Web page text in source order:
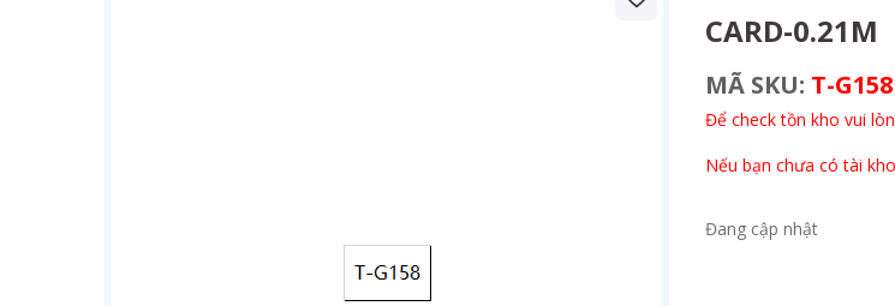
CARD-0.21M
MÃ SKU: T-G158
Để check tồn kho vui
Nếu bạn chưa có tài
Đang cập nhật